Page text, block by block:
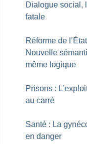
Dialogue social,
fatale
Réforme de
Nouvelle
même logique
Prisons :
au carré
Santé : La
en danger